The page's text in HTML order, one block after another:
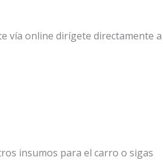
vía online dirígete directamente a
insumos para el carro o sigas